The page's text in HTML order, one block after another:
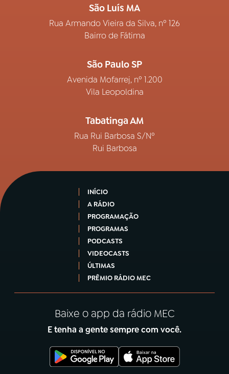
São Luís MA
Rua Armando Vieira da Silva, nº 126
Bairro de Fátima
São Paulo SP
Avenida Mofarrej, nº 1.200
Vila Leopoldina
Tabatinga AM
Rua Rui Barbosa S/Nº
Rui Barbosa
INÍCIO
A RÁDIO
PROGRAMAÇÃO
PROGRAMAS
PODCASTS
VIDEOCASTS
ÚLTIMAS
PRÊMIO RÁDIO MEC
Baixe o app da rádio MEC
E tenha a gente sempre com você.